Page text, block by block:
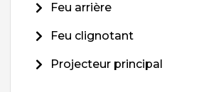
Feu arrière
Feu clignotant
Projecteur principal